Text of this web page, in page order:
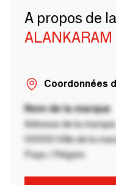
A propos de
ALANKARAM
Coordonnées
Nom de la marque
Adresse de la marque
00000 Ville de la
Pays / Région